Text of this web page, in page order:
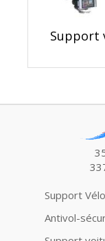
Support
Support
Antivol-